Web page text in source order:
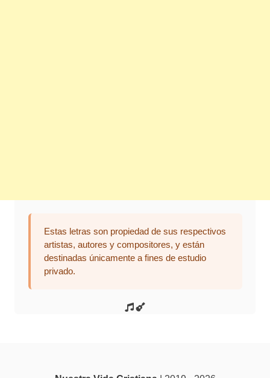
Estas letras son propiedad de sus respectivos
artistas, autores y compositores, y están
destinadas únicamente a fines de estudio
privado.